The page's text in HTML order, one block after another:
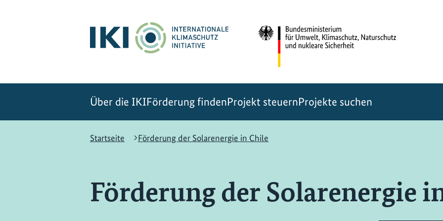
Über die IKIFörderung findenProjekt steuernProjekte suchen
Startseite
Förderung der Solarenergie in Chile
Förderung der Solarenergie